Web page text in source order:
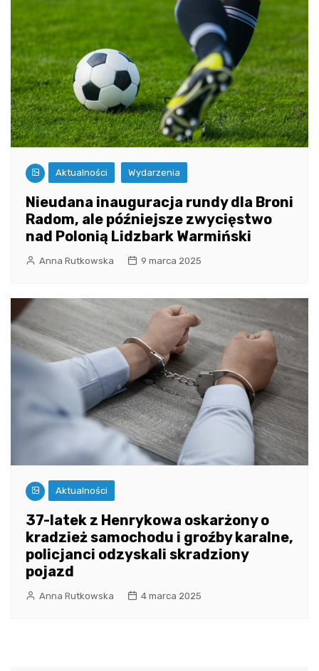
Aktualności Wydarzenia
Nieudana inauguracja rundy dla Broni
Radom, ale późniejsze zwycięstwo
nad Polonią Lidzbark Warmiński
Anna Rutkowska 9 marca 2025
Aktualności
37-latek z Henrykowa oskarżony o
kradzież samochodu i groźby karalne,
policjanci odzyskali skradziony
pojazd
Anna Rutkowska 4 marca 2025